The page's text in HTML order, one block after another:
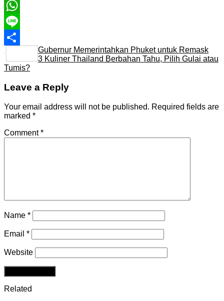
Email
WhatsApp
Line
Share
Gubernur Memerintahkan Phuket untuk Remask
3 Kuliner Thailand Berbahan Tahu, Pilih Gulai atau
Tumis?
Leave a Reply
Your email address will not be published. Required fields are
marked *
Comment*
Name *
Email *
Website
Related